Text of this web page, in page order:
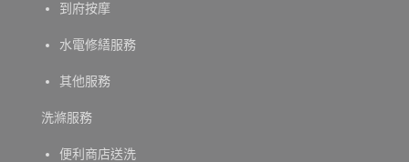
到府按摩
水電修繕服務
其他服務
洗滌服務
便利商店送洗